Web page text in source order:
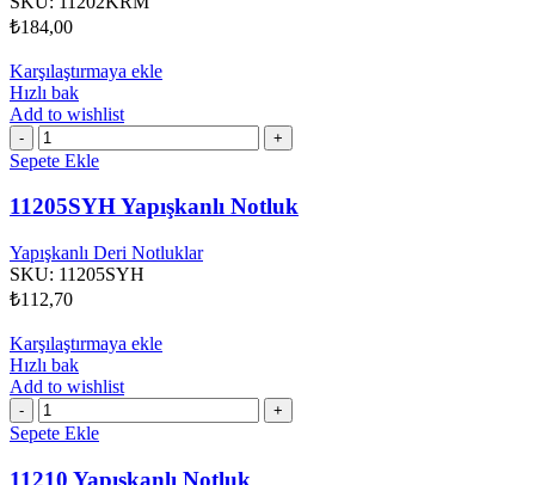
₺184,00
Karşılaştırmaya ekle
Hızlı bak
Add to wishlist
11205SYH
Yapışkanlı
adet
Sepete Ekle
11205SYH Yapışkanlı Notluk
Yapışkanlı Deri Notluklar
SKU: 11205SYH
₺112,70
Karşılaştırmaya ekle
Hızlı bak
Add to wishlist
11210
Yapışkanlı
adet
Sepete Ekle
11210 Yapışkanlı Notluk